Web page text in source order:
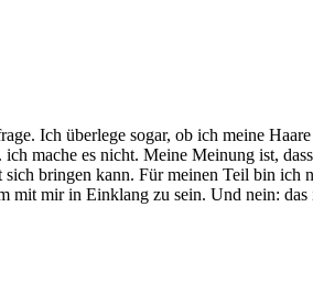
Ich überlege sogar, ob ich meine
mache es nicht. Meine Meinung ist,
bringen kann. Für meinen Teil bin ich
mit mir in Einklang zu sein. Und nein: